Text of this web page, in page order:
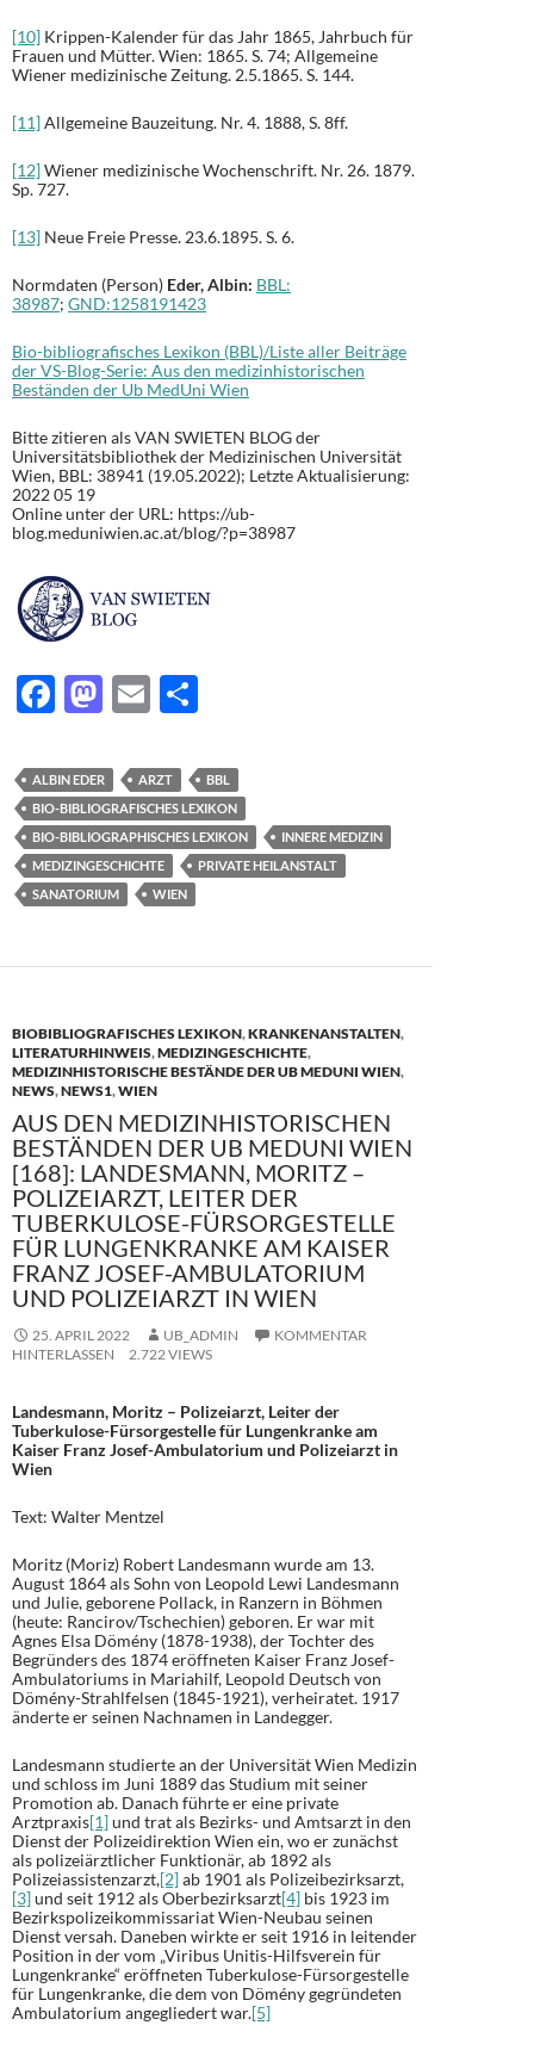
[10] Krippen-Kalender für das Jahr 1865, Jahrbuch für
Frauen und Mütter. Wien: 1865. S. 74; Allgemeine
Wiener medizinische Zeitung. 2.5.1865. S. 144.
[11]Allgemeine Bauzeitung. Nr. 4. 1888, S. 8ff.
[12]Wiener medizinische Wochenschrift. Nr. 26. 1879.
Sp. 727.
[13] Neue Freie Presse. 23.6.1895. S. 6.
Normdaten (Person) Eder, Albin: BBL:
38987; GND:1258191423
Bio-bibliografisches Lexikon (BBL)/Liste aller Beiträge
der VS-Blog-Serie: Aus den medizinhistorischen
Beständen der Ub MedUni Wien
Bitte zitieren als VAN SWIETEN BLOG der
Universitätsbibliothek der Medizinischen Universität
Wien, BBL: 38941 (19.05.2022); Letzte Aktualisierung:
2022 05 19
Online unter der URL: https://ub-
blog.meduniwien.ac.at/blog/?p=38987
F
e
b
o
o
k
M
to
d
o
n
E
ail le
n
ALBIN EDER ARZT
BBL
BIO-BIBLIOGRAFISCHES LEXIKON
BIO-BIBLIOGRAPHISCHES LEXIKON
INNERE MEDIZIN
MEDIZINGESCHICHTE
PRIVATE HEILANSTALT
SANATORIUM
WIEN
BIOBIBLIOGRAFISCHES LEXIKON,KRANKENANSTALTEN,
LITERATURHINWEIS,MEDIZINGESCHICHTE,
MEDIZINHISTORISCHE BESTÄNDE DER UB MEDUNI WIEN,
NEWS,NEWS1,WIEN
AUS DEN MEDIZINHISTORISCHEN
BESTÄNDEN DER UB MEDUNI WIEN
[168]: LANDESMANN, MORITZ –
POLIZEIARZT, LEITER DER
TUBERKULOSE-FÜRSORGESTELLE
FÜR LUNGENKRANKE AM KAISER
FRANZ JOSEF-AMBULATORIUM
UND POLIZEIARZT IN WIEN
25. APRIL 2022 UB_ADMIN
KOMMENTAR
HINTERLASSEN
2.722 VIEWS
Landesmann, Moritz – Polizeiarzt, Leiter der
Tuberkulose-Fürsorgestelle für Lungenkranke am
Kaiser Franz Josef-Ambulatorium und Polizeiarzt in
Wien
Text: Walter Mentzel
Moritz (Moriz) Robert Landesmann wurde am 13.
August 1864 als Sohn von Leopold Lewi Landesmann
und Julie, geborene Pollack, in Ranzern in Böhmen
(heute: Rancirov/Tschechien) geboren. Er war mit
Agnes Elsa Dömény (1878-1938), der Tochter des
Begründers des 1874 eröffneten Kaiser Franz Josef-
Ambulatoriums in Mariahilf, Leopold Deutsch von
Dömény-Strahlfelsen (1845-1921), verheiratet. 1917
änderte er seinen Nachnamen in Landegger.
Landesmann studierte an der Universität Wien Medizin
und schloss im Juni 1889 das Studium mit seiner
Promotion ab. Danach führte er eine private
Arztpraxis[1]und trat als Bezirks- und Amtsarzt in den
Dienst der Polizeidirektion Wien ein, wo er zunächst
als polizeiärztlicher Funktionär, ab 1892 als
Polizeiassistenzarzt,[2]ab 1901 als Polizeibezirksarzt,
[3]und seit 1912 als Oberbezirksarzt[4] bis 1923 im
Bezirkspolizeikommissariat Wien-Neubau seinen
Dienst versah. Daneben wirkte er seit 1916 in leitender
Position in der vom „Viribus Unitis-Hilfsverein für
Lungenkranke“ eröffneten Tuberkulose-Fürsorgestelle
für Lungenkranke, die dem von Dömény gegründeten
Ambulatorium angegliedert war.[5]